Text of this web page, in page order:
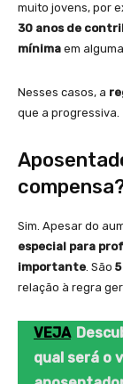
muito jovens, por
30 anos de
mínima em
Nesses casos, a
que a progressiva.
Sim. Apesar do
especial para
importante. São
relação à regra
VEJA
qual será o